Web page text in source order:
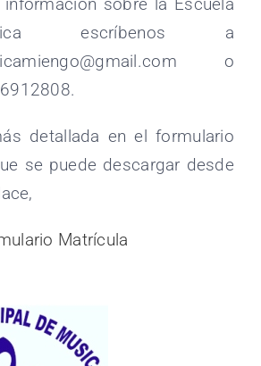
escríbenos a
o
detallada en el formulario
se puede descargar desde
Matrícula